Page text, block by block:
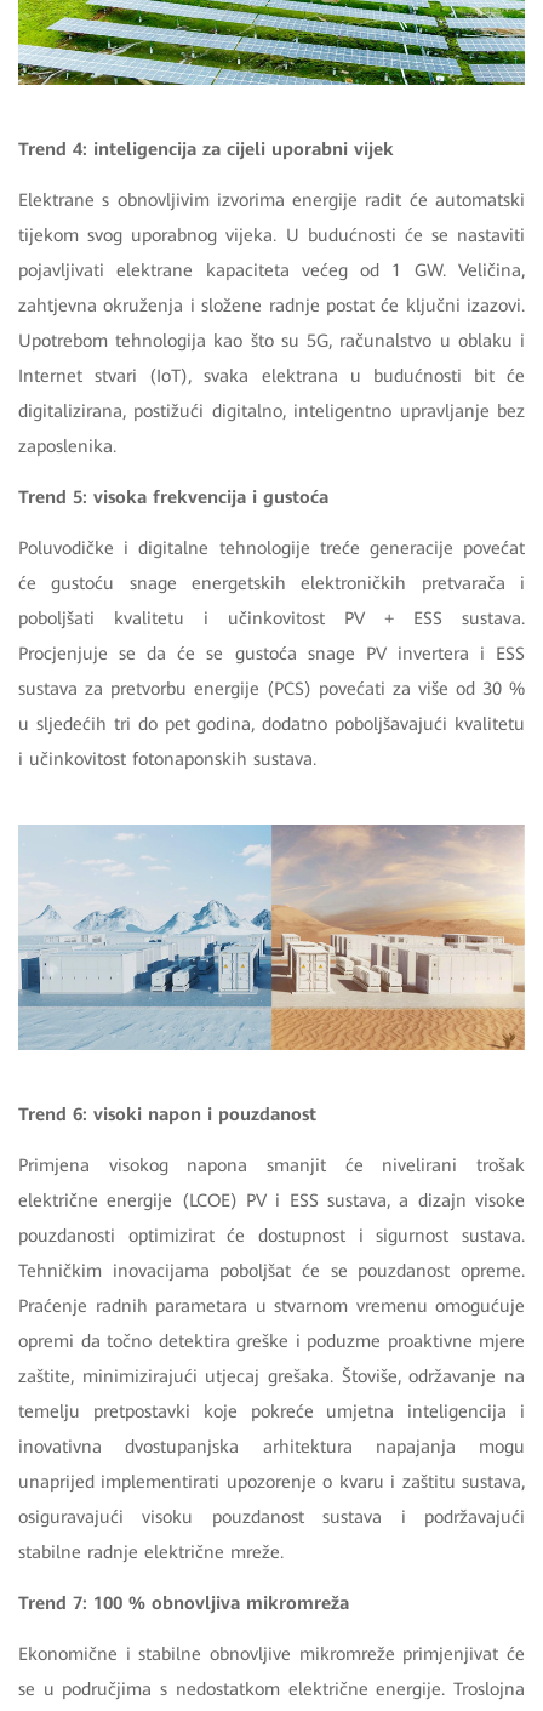
Trend 4: inteligencija za cijeli uporabni vijek
Elektrane s obnovljivim izvorima energije radit će automatski
tijekom svog uporabnog vijeka. U budućnosti će se nastaviti
pojavljivati elektrane kapaciteta većeg od 1 GW. Veličina,
zahtjevna okruženja i složene radnje postat će ključni izazovi.
Upotrebom tehnologija kao što su 5G, računalstvo u oblaku i
Internet stvari (IoT), svaka elektrana u budućnosti bit će
digitalizirana, postižući digitalno, inteligentno upravljanje bez
zaposlenika.
Trend 5: visoka frekvencija i gustoća
Poluvodičke i digitalne tehnologije treće generacije povećat
će gustoću snage energetskih elektroničkih pretvarača i
poboljšati kvalitetu i učinkovitost PV + ESS sustava.
Procjenjuje se da će se gustoća snage PV invertera i ESS
sustava za pretvorbu energije (PCS) povećati za više od 30 %
u sljedećih tri do pet godina, dodatno poboljšavajući kvalitetu
i učinkovitost fotonaponskih sustava.
Trend 6: visoki napon i pouzdanost
Primjena visokog napona smanjit će nivelirani trošak
električne energije (LCOE) PV i ESS sustava, a dizajn visoke
pouzdanosti optimizirat će dostupnost i sigurnost sustava.
Tehničkim inovacijama poboljšat će se pouzdanost opreme.
Praćenje radnih parametara u stvarnom vremenu omogućuje
opremi da točno detektira greške i poduzme proaktivne mjere
zaštite, minimizirajući utjecaj grešaka. Štoviše, održavanje na
temelju pretpostavki koje pokreće umjetna inteligencija i
inovativna dvostupanjska arhitektura napajanja mogu
unaprijed implementirati upozorenje o kvaru i zaštitu sustava,
osiguravajući visoku pouzdanost sustava i podržavajući
stabilne radnje električne mreže.
Trend 7: 100 % obnovljiva mikromreža
Ekonomične i stabilne obnovljive mikromreže primjenjivat će
se u područjima s nedostatkom električne energije. Troslojna